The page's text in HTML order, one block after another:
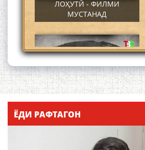
ЛОҲУТӢ - ФИЛМИ
МУСТАНАД
Қадамҷо - Лоҳутӣ
ЁДИ РАФТАГОН